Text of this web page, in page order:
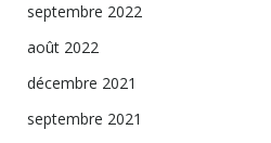
septembre 2022
août 2022
décembre 2021
septembre 2021